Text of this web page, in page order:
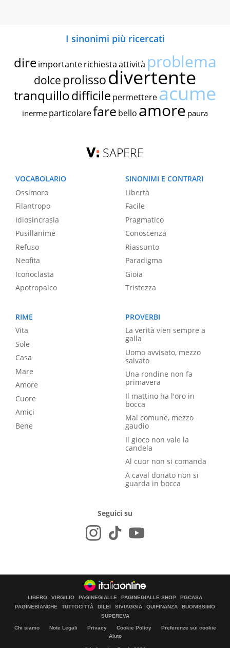
I sinonimi più ricercati
dire importante richiestaattività problema
dolce prolissodivertente
tranquillodifficile permettereacume
inerme particolarefare bello amore paura
SAPERE
VOCABOLARIO
Ossimoro
Filantropo
Idiosincrasia
Pusillanime
Refuso
Neofita
Iconoclasta
Apotropaico
SINONIMI E CONTRARI
Libertà
Facile
Pragmatico
Conoscenza
Riassunto
Paradigma
Gioia
Tristezza
RIME
Vita
Sole
Casa
Mare
Amore
Cuore
Amici
Bene
PROVERBI
La verità vien sempre a
galla
Uomo avvisato, mezzo
salvato
Una rondine non fa
primavera
Il mattino ha l'oro in
bocca
Mal comune, mezzo
gaudio
Il gioco non vale la
candela
Al cuor non si comanda
A caval donato non si
guarda in bocca
Seguici su
LIBERO VIRGILIO PAGINEGIALLE PAGINEGIALLE SHOP
PGCASA
PAGINEBIANCHE
TUTTOCITTÀ DILEI SIVIAGGIA QUIFINANZA
BUONISSIMO
SUPEREVA
Chi siamo Note Legali Privacy Cookie Policy
Preferenze sui cookie
Aiuto